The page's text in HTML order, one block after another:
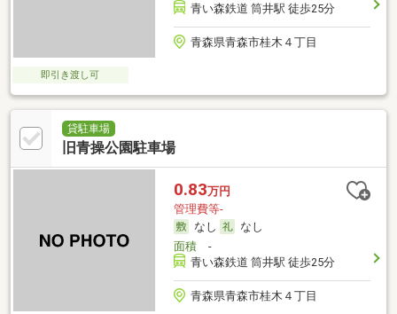
青い森鉄道 筒井駅 徒歩25分
青森県青森市桂木４丁目
即引き渡し可
貸駐車場
旧青操公園駐車場
0.83万円
管理費等-
なし
なし
面積-
青い森鉄道 筒井駅 徒歩25分
青森県青森市桂木４丁目